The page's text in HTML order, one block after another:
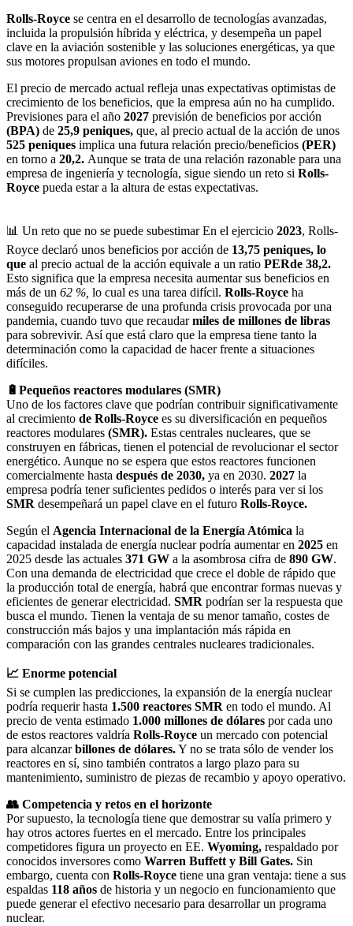
Rolls-Royce se centra en el desarrollo de tecnologías avanzadas,
incluida la propulsión híbrida y eléctrica, y desempeña un papel
clave en la aviación sostenible y las soluciones energéticas, ya que
sus motores propulsan aviones en todo el mundo.
El precio de mercado actual refleja unas expectativas optimistas de
crecimiento de los beneficios, que la empresa aún no ha cumplido.
Previsiones para el año 2027 previsión de beneficios por acción
(BPA) de 25,9 peniques, que, al precio actual de la acción de unos
525 peniques implica una futura relación precio/beneficios (PER)
en torno a 20,2. Aunque se trata de una relación razonable para una
empresa de ingeniería y tecnología, sigue siendo un reto si Rolls-
Royce pueda estar a la altura de estas expectativas.
📊 Un reto que no se puede subestimar En el ejercicio 2023, Rolls-
Royce declaró unos beneficios por acción de 13,75 peniques, lo
que al precio actual de la acción equivale a un ratio PERde 38,2.
Esto significa que la empresa necesita aumentar sus beneficios en
más de un 62 %, lo cual es una tarea difícil. Rolls-Royce ha
conseguido recuperarse de una profunda crisis provocada por una
pandemia, cuando tuvo que recaudarmiles de millones de libras
para sobrevivir. Así que está claro que la empresa tiene tanto la
determinación como la capacidad de hacer frente a situaciones
difíciles.
🔋Pequeños reactores modulares (SMR)
Uno de los factores clave que podrían contribuir significativamente
al crecimiento de Rolls-Royce es su diversificación en pequeños
reactores modulares (SMR). Estas centrales nucleares, que se
construyen en fábricas, tienen el potencial de revolucionar el sector
energético. Aunque no se espera que estos reactores funcionen
comercialmente hasta después de 2030, ya en 2030. 2027 la
empresa podría tener suficientes pedidos o interés para ver si los
SMR desempeñará un papel clave en el futuro Rolls-Royce.
Según el Agencia Internacional de la Energía Atómica la
capacidad instalada de energía nuclear podría aumentar en 2025 en
2025 desde las actuales 371 GW a la asombrosa cifra de 890 GW.
Con una demanda de electricidad que crece el doble de rápido que
la producción total de energía, habrá que encontrar formas nuevas y
eficientes de generar electricidad. SMR podrían ser la respuesta que
busca el mundo. Tienen la ventaja de su menor tamaño, costes de
construcción más bajos y una implantación más rápida en
comparación con las grandes centrales nucleares tradicionales.
📈 Enorme potencial
Si se cumplen las predicciones, la expansión de la energía nuclear
podría requerir hasta 1.500 reactores SMR en todo el mundo. Al
precio de venta estimado 1.000 millones de dólares por cada uno
de estos reactores valdría Rolls-Royce un mercado con potencial
para alcanzarbillones de dólares.Y no se trata sólo de vender los
reactores en sí, sino también contratos a largo plazo para su
mantenimiento, suministro de piezas de recambio y apoyo operativo.
👥 Competencia y retos en el horizonte
Por supuesto, la tecnología tiene que demostrar su valía primero y
hay otros actores fuertes en el mercado. Entre los principales
competidores figura un proyecto en EE. Wyoming, respaldado por
conocidos inversores como Warren Buffett y Bill Gates. Sin
embargo, cuenta con Rolls-Royce tiene una gran ventaja: tiene a sus
espaldas 118 años de historia y un negocio en funcionamiento que
puede generar el efectivo necesario para desarrollar un programa
nuclear.